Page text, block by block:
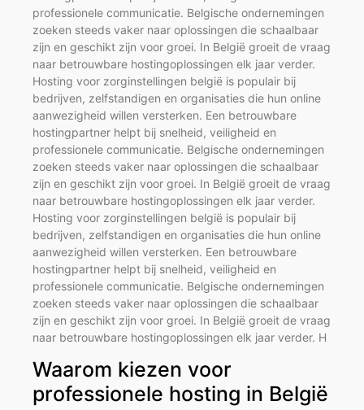
professionele communicatie. Belgische ondernemingen
zoeken steeds vaker naar oplossingen die schaalbaar
zijn en geschikt zijn voor groei. In België groeit de vraag
naar betrouwbare hostingoplossingen elk jaar verder.
Hosting voor zorginstellingen belgië is populair bij
bedrijven, zelfstandigen en organisaties die hun online
aanwezigheid willen versterken. Een betrouwbare
hostingpartner helpt bij snelheid, veiligheid en
professionele communicatie. Belgische ondernemingen
zoeken steeds vaker naar oplossingen die schaalbaar
zijn en geschikt zijn voor groei. In België groeit de vraag
naar betrouwbare hostingoplossingen elk jaar verder.
Hosting voor zorginstellingen belgië is populair bij
bedrijven, zelfstandigen en organisaties die hun online
aanwezigheid willen versterken. Een betrouwbare
hostingpartner helpt bij snelheid, veiligheid en
professionele communicatie. Belgische ondernemingen
zoeken steeds vaker naar oplossingen die schaalbaar
zijn en geschikt zijn voor groei. In België groeit de vraag
naar betrouwbare hostingoplossingen elk jaar verder. H
Waarom kiezen voor
professionele hosting in België